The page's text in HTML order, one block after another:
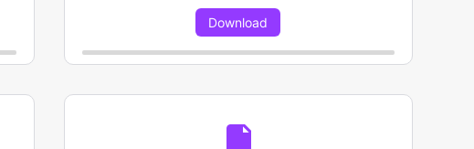
Download